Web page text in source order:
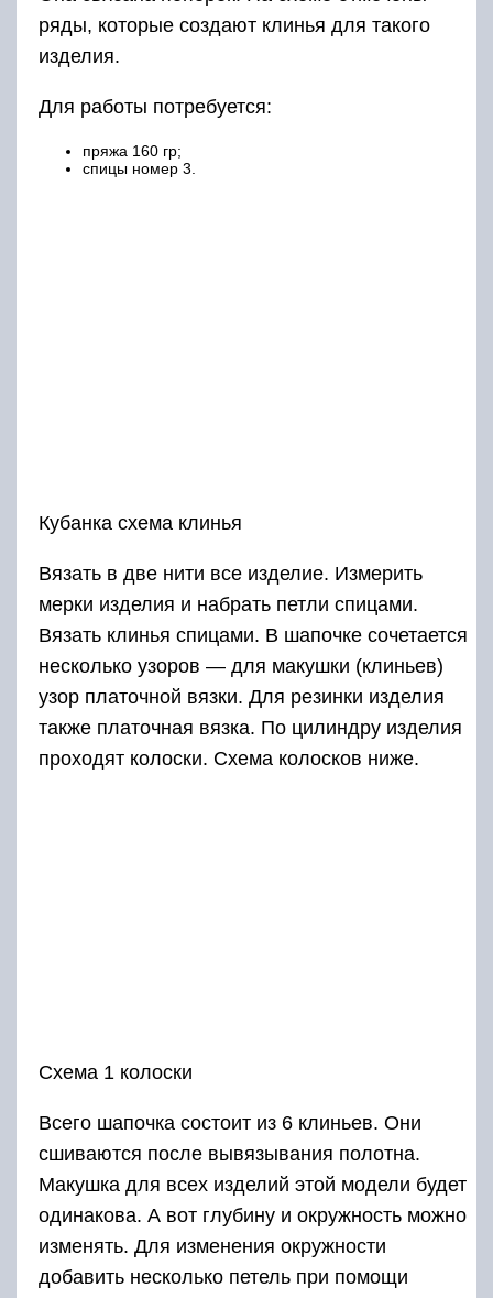
ряды, которые создают клинья для такого
изделия.
Для работы потребуется:
пряжа 160 гр;
спицы номер 3.
Кубанка схема клинья
Вязать в две нити все изделие. Измерить
мерки изделия и набрать петли спицами.
Вязать клинья спицами. В шапочке сочетается
несколько узоров — для макушки (клиньев)
узор платочной вязки. Для резинки изделия
также платочная вязка. По цилиндру изделия
проходят колоски. Схема колосков ниже.
Схема 1 колоски
Всего шапочка состоит из 6 клиньев. Они
сшиваются после вывязывания полотна.
Макушка для всех изделий этой модели будет
одинакова. А вот глубину и окружность можно
изменять. Для изменения окружности
добавить несколько петель при помощи